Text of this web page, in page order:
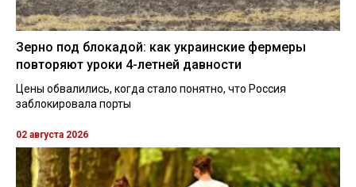
Зерно под блокадой: как украинские фермеры
повторяют уроки 4-летней давности
Цены обвалились, когда стало понятно, что Россия
заблокировала порты
02 августа 2026